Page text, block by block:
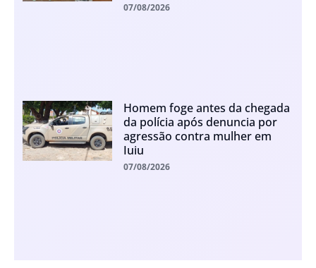
07/08/2026
Homem foge antes da chegada
da polícia após denuncia por
agressão contra mulher em
Iuiu
07/08/2026